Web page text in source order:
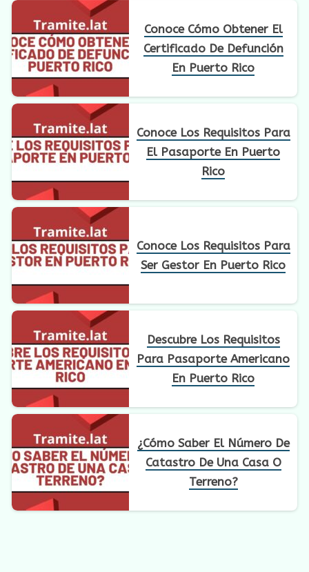
Conoce Cómo Obtener El
Certificado De Defunción
En Puerto Rico
Conoce Los Requisitos Para
El Pasaporte En Puerto
Rico
Conoce Los Requisitos Para
Ser Gestor En Puerto Rico
Descubre Los Requisitos
Para Pasaporte Americano
En Puerto Rico
¿Cómo Saber El Número De
Catastro De Una Casa O
Terreno?